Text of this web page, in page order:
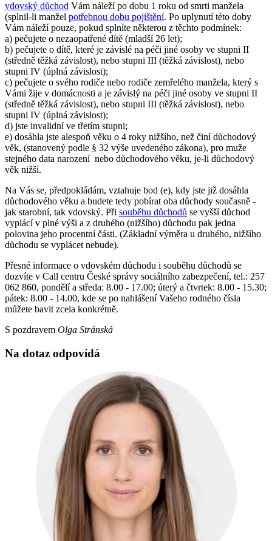
vdovský důchod Vám náleží po dobu 1 roku od smrti manžela
(splnil-li manžel potřebnou dobu pojištění. Po uplynutí této doby
Vám náleží pouze, pokud splníte některou z těchto podmínek:
a) pečujete o nezaopatřené dítě (mladší 26 let);
b) pečujete o dítě, které je závislé na péči jiné osoby ve stupni II
(středně těžká závislost), nebo stupni III (těžká závislost), nebo
stupni IV (úplná závislost);
c) pečujete o svého rodiče nebo rodiče zemřelého manžela, který s
Vámi žije v domácnosti a je závislý na péči jiné osoby ve stupni II
(středně těžká závislost), nebo stupni III (těžká závislost), nebo
stupni IV (úplná závislost);
d) jste invalidní ve třetím stupni;
e) dosáhla jste alespoň věku o 4 roky nižšího, než činí důchodový
věk, (stanovený podle § 32 výše uvedeného zákona), pro muže
stejného data narození nebo důchodového věku, je-li důchodový
věk nižší.
Na Vás se, předpokládám, vztahuje bod (e), kdy jste již dosáhla
důchodového věku a budete tedy pobírat oba důchody současně -
jak starobní, tak vdovský. Při souběhu důchodů se vyšší důchod
vyplácí v plné výši a z druhého (nižšího) důchodu pak jedna
polovina jeho procentní části. (Základní výměra u druhého, nižšího
důchodu se vyplácet nebude).
Přesné informace o vdovském důchodu i souběhu důchodů se
dozvíte v Call centru České správy sociálního zabezpečení, tel.: 257
062 860, pondělí a středa: 8.00 - 17.00; úterý a čtvrtek: 8.00 - 15.30;
pátek: 8.00 - 14.00, kde se po nahlášení Vašeho rodného čísla
můžete bavit zcela konkrétně.
S pozdravem Olga Stránská
Na dotaz odpovídá